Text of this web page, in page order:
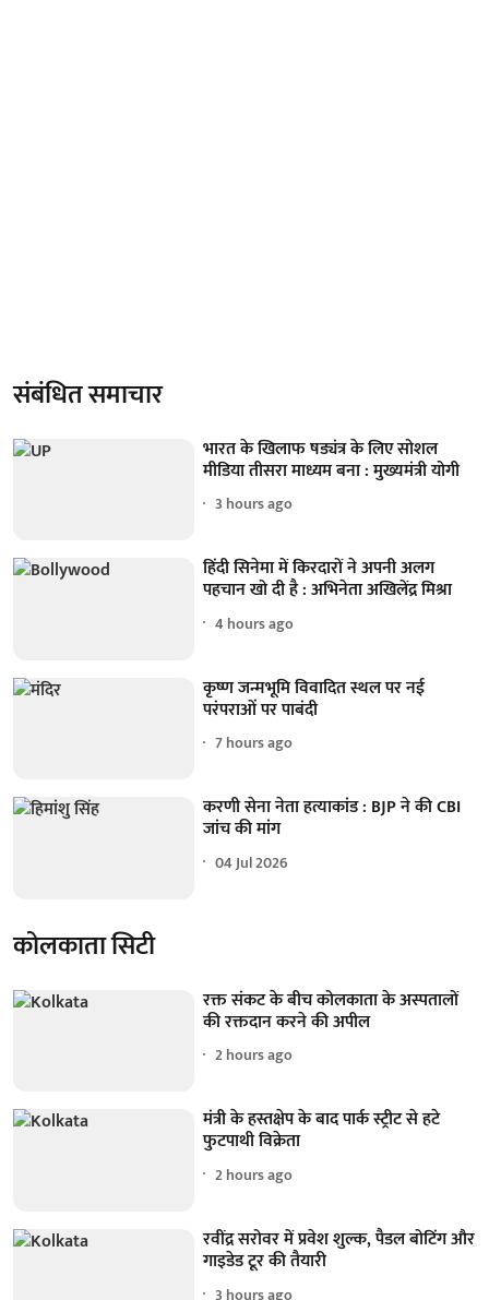
संबंधित समाचार
भारत के खिलाफ षड्यंत्र के लिए सोशल
मीडिया तीसरा माध्यम बना : मुख्यमंत्री योगी
3 hours ago
हिंदी सिनेमा में किरदारों ने अपनी अलग
पहचान खो दी है : अभिनेता अखिलेंद्र मिश्रा
4 hours ago
कृष्ण जन्मभूमि विवादित स्थल पर नई
परंपराओं पर पाबंदी
7 hours ago
करणी सेना नेता हत्याकांड : BJP ने की CBI
जांच की मांग
04 Jul 2026
कोलकाता सिटी
रक्त संकट के बीच कोलकाता के अस्पतालों
की रक्तदान करने की अपील
2 hours ago
मंत्री के हस्तक्षेप के बाद पार्क स्ट्रीट से हटे
फुटपाथी विक्रेता
2 hours ago
रवींद्र सरोवर में प्रवेश शुल्क, पैडल बोटिंग और
गाइडेड टूर की तैयारी
3 hours ago